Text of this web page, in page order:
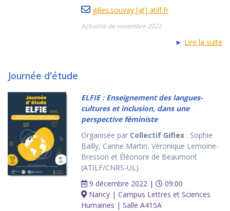
gilles.souvay [at] atilf.fr
Actualité de novembre 2022
► Lire la suite
Journée d'étude
ELFIE : Enseignement des langues-
cultures et inclusion, dans une
perspective féministe
Organisée par Collectif Giflex : Sophie
Bailly, Carine Martin, Véronique Lemoine-
Bresson et Éléonore de Beaumont
(ATILF/CNRS-UL)
9 décembre 2022 |
09:00
Nancy | Campus Lettres et Sciences
Humaines | Salle A415A